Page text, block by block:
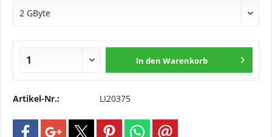
In den Warenkorb
Artikel-Nr.: LI20375